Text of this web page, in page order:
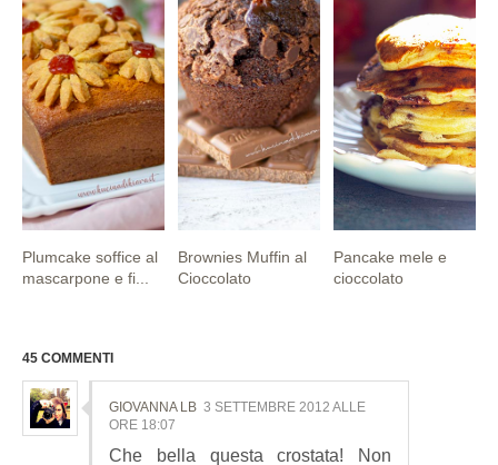
Plumcake soffice al
mascarpone e fi...
Brownies Muffin al
Cioccolato
Pancake mele e
cioccolato
45 COMMENTI
GIOVANNA LB 3 SETTEMBRE 2012 ALLE
ORE 18:07
Che bella questa crostata! Non